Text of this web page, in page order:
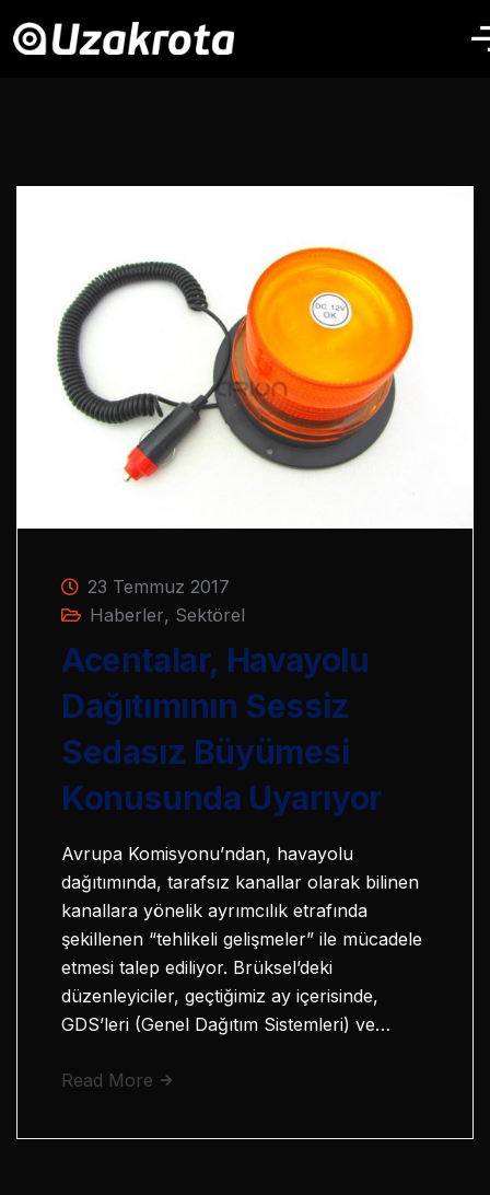
23 Temmuz 2017
Haberler, Sektörel
Acentalar, Havayolu
Dağıtımının Sessiz
Sedasız Büyümesi
Konusunda Uyarıyor
Avrupa Komisyonu’ndan, havayolu
dağıtımında, tarafsız kanallar olarak bilinen
kanallara yönelik ayrımcılık etrafında
şekillenen “tehlikeli gelişmeler” ile mücadele
etmesi talep ediliyor. Brüksel’deki
düzenleyiciler, geçtiğimiz ay içerisinde,
GDS’leri (Genel Dağıtım Sistemleri) ve…
Read More